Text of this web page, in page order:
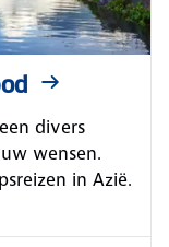
divers
wensen.
in Azië.